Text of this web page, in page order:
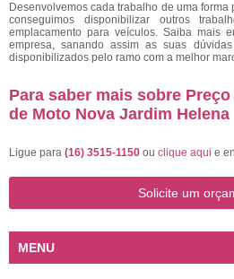
Desenvolvemos cada trabalho de uma
conseguimos disponibilizar outros
emplacamento para veículos. Saiba mais
empresa, sanando assim as suas
disponibilizados pelo ramo com a melhor
Para saber mais sobre
de Moto Nova Jardim Helena
Ligue para (16) 3515-1150 ou clique aqui e
Solicite um
MENU